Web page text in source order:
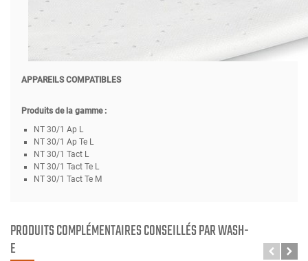
APPAREILS COMPATIBLES
Produits de la gamme :
NT 30/1 Ap L
NT 30/1 Ap Te L
NT 30/1 Tact L
NT 30/1 Tact Te L
NT 30/1 Tact Te M
PRODUITS COMPLÉMENTAIRES CONSEILLÉS PAR WASH-
E